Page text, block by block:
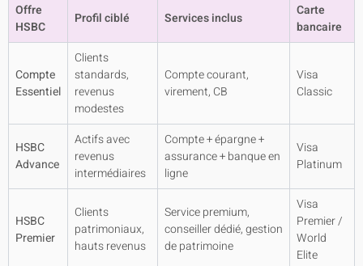
Offre
HSBC
Profil ciblé Services inclus
Carte
bancaire
Compte
Essentiel
Clients
standards,
revenus
modestes
Compte courant,
virement, CB
Visa
Classic
HSBC
Advance
Actifs avec
revenus
intermédiaires
Compte + épargne +
assurance + banque en
ligne
Visa
Platinum
HSBC
Premier
Clients
patrimoniaux,
hauts revenus
Service premium,
conseiller dédié, gestion
de patrimoine
Visa
Premier /
World
Elite